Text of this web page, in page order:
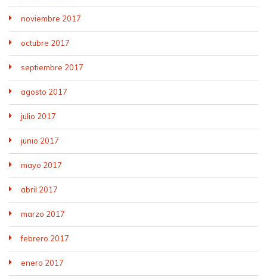
noviembre 2017
octubre 2017
septiembre 2017
agosto 2017
julio 2017
junio 2017
mayo 2017
abril 2017
marzo 2017
febrero 2017
enero 2017